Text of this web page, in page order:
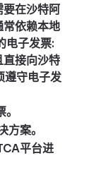
要在沙特阿
依赖本地
电子发票:
接向沙特
遵守电子发
案。
平台进